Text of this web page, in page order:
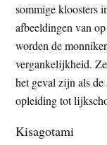
sommige kloosters
afbeeldingen van
worden de
vergankelijkheid.
het geval zijn als
opleiding tot
Kisagotami